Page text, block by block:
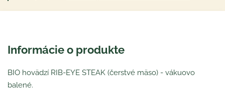
Informácie o produkte
BIO hovädzí RIB-EYE STEAK (čerstvé mäso) - vákuovo
balené.